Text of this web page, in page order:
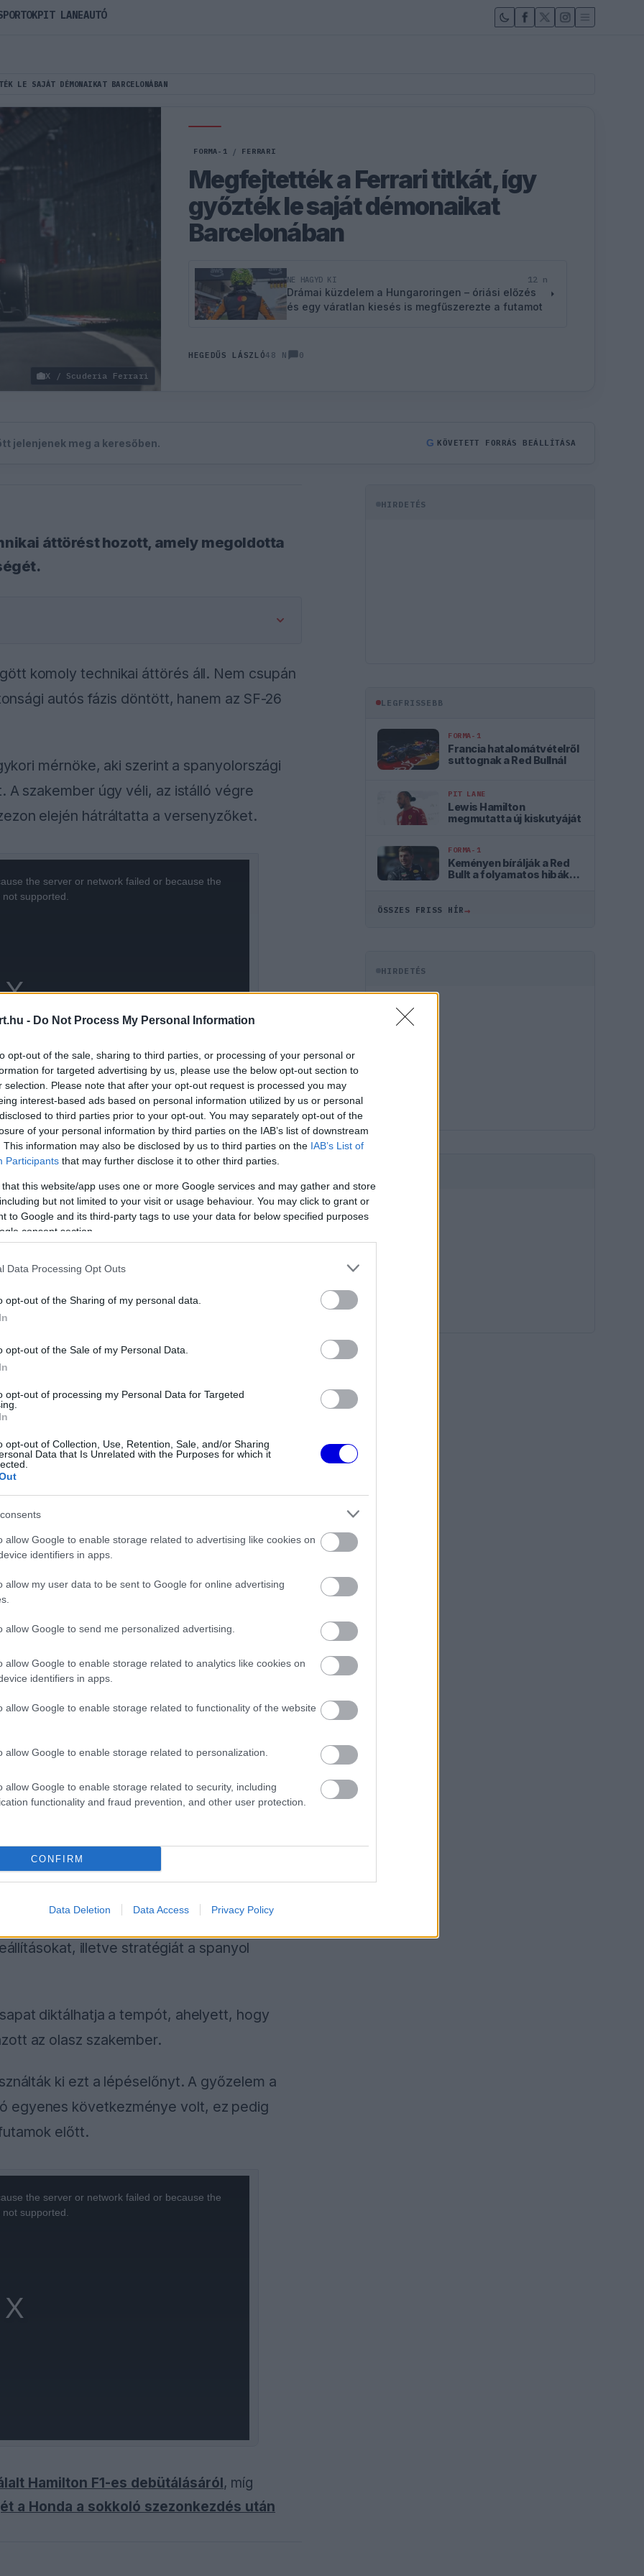
- Do Not Process My Personal Information
opt-out of the sale, sharing to third parties, or processing of your personal or
for targeted advertising by us, please use the below opt-out section to
selection. Please note that after your opt-out request is processed you may
interest-based ads based on personal information utilized by us or personal
to third parties prior to your opt-out. You may separately opt-out of the
of your personal information by third parties on the IAB’s list of downstream
This information may also be disclosed by us to third parties on the IAB’s List of
Participants that may further disclose it to other third parties.
that this website/app uses one or more Google services and may gather and store
but not limited to your visit or usage behaviour. You may click to grant or
to Google and its third-party tags to use your data for below specified purposes
consent section.
Data Processing Opt Outs
opt-out of the Sharing of my personal data.
opt-out of the Sale of my Personal Data.
opt-out of processing my Personal Data for Targeted
opt-out of Collection, Use, Retention, Sale, and/or Sharing
Data that Is Unrelated with the Purposes for which it
allow Google to enable storage related to advertising like cookies on
identifiers in apps.
allow my user data to be sent to Google for online advertising
allow Google to send me personalized advertising.
allow Google to enable storage related to analytics like cookies on
identifiers in apps.
allow Google to enable storage related to functionality of the website
allow Google to enable storage related to personalization.
allow Google to enable storage related to security, including
functionality and fraud prevention, and other user protection.
CONFIRM
Data Deletion Data Access Privacy Policy
LE SAJÁT DÉMONAIKAT BARCELONÁBAN
X / Scuderia Ferrari
FORMA-1 / FERRARI
Megfejtették a Ferrari titkát, így
győzték le saját démonaikat
Barcelonában
NE HAGYD KI 12 n
Drámai küzdelem a Hungaroringen – óriási előzés
és egy váratlan kiesés is megfűszerezte a futamot
HEGEDŰS LÁSZLÓ48 N 0
jelenjenek meg a keresőben. G KÖVETETT FORRÁS BEÁLLÍTÁSA
áttörést hozott, amely megoldotta
komoly technikai áttörés áll. Nem csupán
autós fázis döntött, hanem az SF-26
mérnöke, aki szerint a spanyolországi
szakember úgy véli, az istálló végre
elején hátráltatta a versenyzőket.
the server or network failed or because the
supported.
műszaki mérce az F1-ben, hiszen
a tapadást és a gumikezelést. Aki itt gyors,
helyszíneken is.
meg F1-es
a sokkoló
után
Óriási átalakulás a Ferrarinál,
miközben baljós árnyak vetülnek
szenvedett a hátsó tengely kezelésével,
etapokon. Spanyolországban azonban
illetve a komoly gumikopás ellenére az
.
hogy a legutóbbi fejlesztési csomagok
a tiszta leszorítóerő
aminek révén a gép kisebb
a kanyarokban.
versenyautó lett, amely
a pilóták önbizalmát, ami merészebb
köszönhetően választhatott a
illetve stratégiát a spanyol
diktálhatja a tempót, ahelyett, hogy
az olasz szakember.
ki ezt a lépéselőnyt. A győzelem a
egyenes következménye volt, ez pedig
előtt.
the server or network failed or because the
supported.
Hamilton F1-es debütálásáról, míg
a Honda a sokkoló szezonkezdés után
HIRDETÉS
LEGFRISSEBB
FORMA-1
Francia hatalomátvételről
suttognak a Red Bullnál
PIT LANE
Lewis Hamilton
megmutatta új kiskutyáját
FORMA-1
Keményen bírálják a Red
Bullt a folyamatos hibák
ÖSSZES FRISS HÍR→
HIRDETÉS
PIT LANEAUTÓ